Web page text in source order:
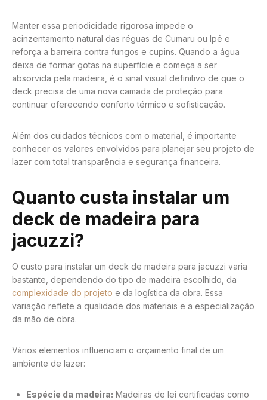
Manter essa periodicidade rigorosa impede o
acinzentamento natural das réguas de Cumaru ou Ipê e
reforça a barreira contra fungos e cupins. Quando a água
deixa de formar gotas na superfície e começa a ser
absorvida pela madeira, é o sinal visual definitivo de que o
deck precisa de uma nova camada de proteção para
continuar oferecendo conforto térmico e sofisticação.
Além dos cuidados técnicos com o material, é importante
conhecer os valores envolvidos para planejar seu projeto de
lazer com total transparência e segurança financeira.
Quanto custa instalar um
deck de madeira para
jacuzzi?
O custo para instalar um deck de madeira para jacuzzi varia
bastante, dependendo do tipo de madeira escolhido, da
complexidade do projeto e da logística da obra. Essa
variação reflete a qualidade dos materiais e a especialização
da mão de obra.
Vários elementos influenciam o orçamento final de um
ambiente de lazer:
Espécie da madeira: Madeiras de lei certificadas como